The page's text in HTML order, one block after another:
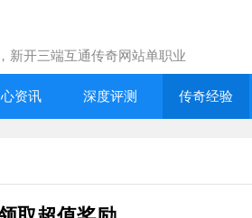
新开三端互通传奇网站单职业
资讯 深度评测 传奇经验